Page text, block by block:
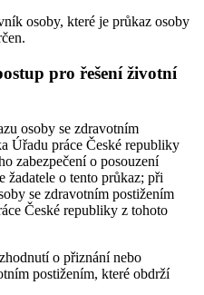
osoby, které je průkaz osoby
pro řešení životní
osoby se zdravotním
Úřadu práce České republiky
zabezpečení o posouzení
žadatele o tento průkaz; při
se zdravotním postižením
České republiky z tohoto
o přiznání nebo
postižením, které obdrží